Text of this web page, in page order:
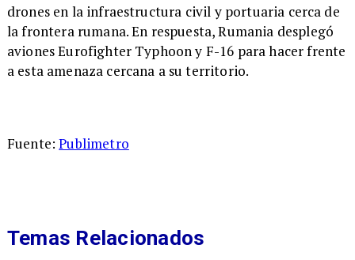
drones en la infraestructura civil y portuaria cerca de
la frontera rumana. En respuesta, Rumania desplegó
aviones Eurofighter Typhoon y F-16 para hacer frente
a esta amenaza cercana a su territorio.
Fuente:Publimetro
Temas Relacionados